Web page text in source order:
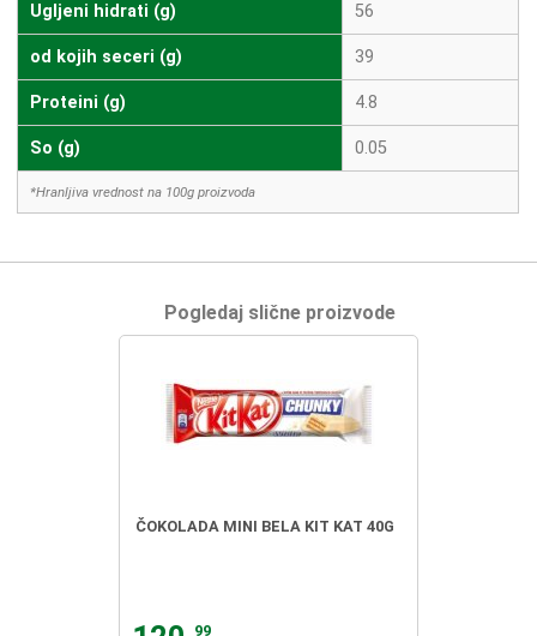
Ugljeni hidrati (g) 56
od kojih seceri (g) 39
Proteini (g) 4.8
So (g) 0.05
*Hranljiva vrednost na 100g proizvoda
Pogledaj slične proizvode
ČOKOLADA MINI BELA KIT KAT 40G
99